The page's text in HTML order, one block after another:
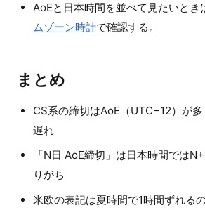
AoEと日本時間を並べて見たいとき
ムゾーン時計で確認する。
まとめ
CS系の締切はAoE（UTC−12）が
遅れ
「N日 AoE締切」は日本時間では
りがち
米欧の表記は夏時間で1時間ずれる